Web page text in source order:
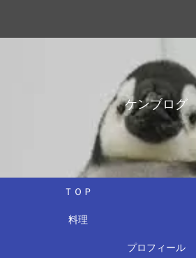
ケンブログ
ＴＯＰ
料理
プロフィール